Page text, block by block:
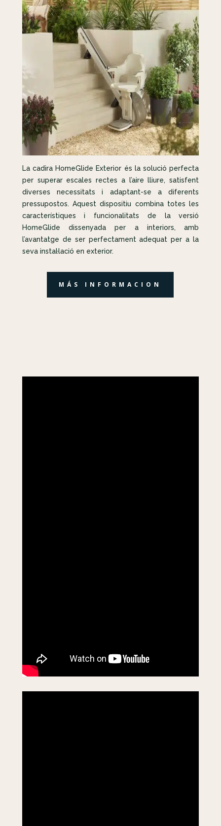
La cadira HomeGlide Exterior és la solució perfecta
per superar escales rectes a l’aire lliure, satisfent
diverses necessitats i adaptant-se a diferents
pressupostos. Aquest dispositiu combina totes les
característiques i funcionalitats de la versió
HomeGlide dissenyada per a interiors, amb
l’avantatge de ser perfectament adequat per a la
seva instal·lació en exterior.
MÁS INFORMACION